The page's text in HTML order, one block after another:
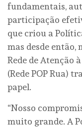
fundamentais,
participação
que criou a
mas desde então,
Rede de Atenção
(Rede POP Rua)
papel.
“Nosso
muito grande. A